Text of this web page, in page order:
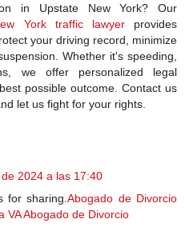
in Upstate New York? Our
York traffic lawyerprovides
your driving record, minimize
Whether it's speeding,
we offer personalized legal
possible outcome. Contact us
let us fight for your rights.
2024 a las 17:40
for sharing.Abogado de Divorcio
VA Abogado de Divorcio